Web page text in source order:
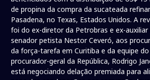
de propina da compra da sucateada
Pasadena, no Texas, Estados Unidos. A
foi do ex-diretor da Petrobras e ex-auxiliar
senador petista Nestor Ceveró, aos
da força-tarefa em Curitiba e da equipe do
procurador-geral da República, Rodrigo
está negociando delação premiada para